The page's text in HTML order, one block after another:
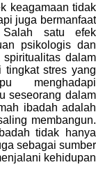
keagamaan tidak
juga bermanfaat
Salah satu efek
psikologis dan
dalam
tingkat stres yang
menghadapi
seseorang dalam
ibadah adalah
membangun.
tidak hanya
sebagai sumber
kehidupan